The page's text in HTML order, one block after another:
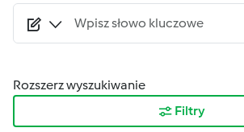
Rozszerz wyszukiwanie
Filtry